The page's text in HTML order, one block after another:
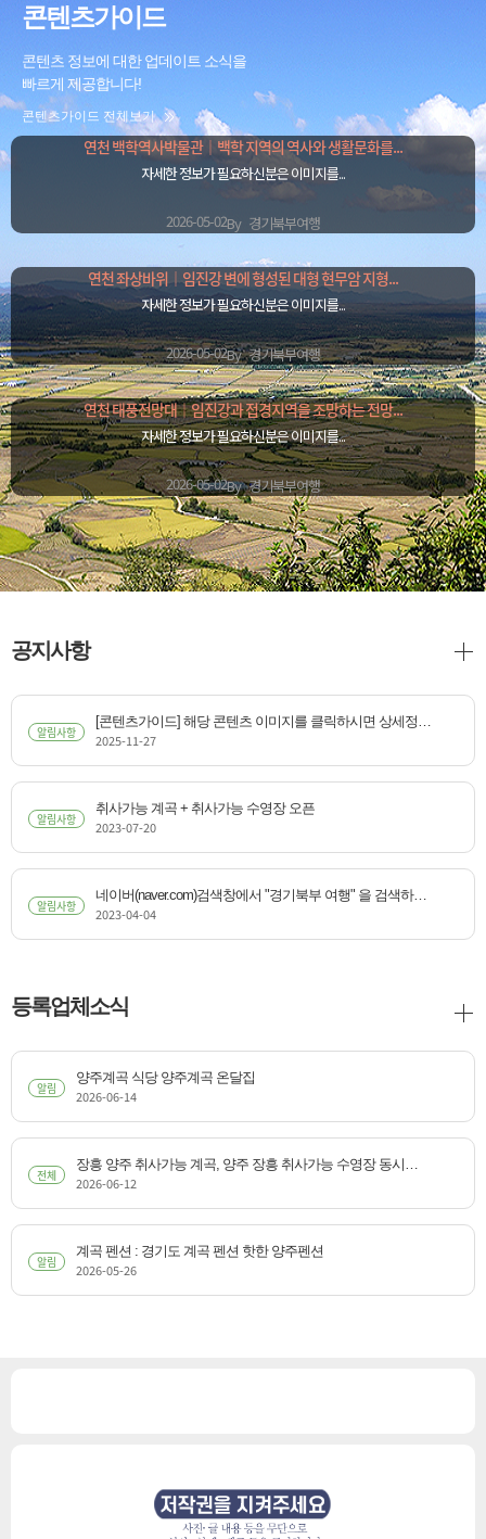
콘텐츠가이드
콘텐츠 정보에 대한 업데이트 소식을
빠르게 제공합니다!
콘텐츠가이드 전체보기
연천 백학역사박물관｜백학 지역의 역사와 생활문화를...
자세한 정보가 필요하신분은 이미지를...
2026-05-02By 경기북부여행
연천 좌상바위｜임진강 변에 형성된 대형 현무암 지형...
자세한 정보가 필요하신분은 이미지를...
2026-05-02By 경기북부여행
연천 태풍전망대｜임진강과 접경지역을 조망하는 전망...
자세한 정보가 필요하신분은 이미지를...
2026-05-02By 경기북부여행
공지사항
알림사항
[콘텐츠가이드] 해당 콘텐츠 이미지를 클릭하시면 상세정보
로 이동합니다
2025-11-27
알림사항
취사가능 계곡 + 취사가능 수영장 오픈
2023-07-20
알림사항
네이버(naver.com)검색창에서 "경기북부 여행" 을 검색하세
요
2023-04-04
등록업체소식
알림
양주계곡 식당 양주계곡 온달집
2026-06-14
전체
장흥 양주 취사가능 계곡, 양주 장흥 취사가능 수영장 동시에
즐기는 양주송천캠핑장
2026-06-12
알림
계곡 펜션 : 경기도 계곡 펜션 핫한 양주펜션
2026-05-26